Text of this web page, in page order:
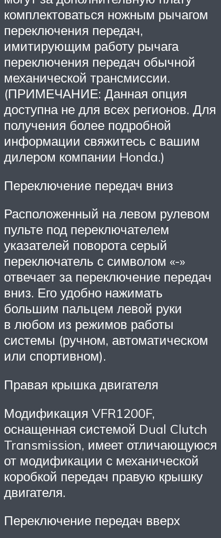
комплектоваться ножным рычагом
переключения передач,
имитирующим работу рычага
переключения передач обычной
механической трансмиссии.
(ПРИМЕЧАНИЕ: Данная опция
доступна не для всех регионов. Для
получения более подробной
информации свяжитесь с вашим
дилером компании Honda.)
Переключение передач вниз
Расположенный на левом рулевом
пульте под переключателем
указателей поворота серый
переключатель с символом «-»
отвечает за переключение передач
вниз. Его удобно нажимать
большим пальцем левой руки
в любом из режимов работы
системы (ручном, автоматическом
или спортивном).
Правая крышка двигателя
Модификация VFR1200F,
оснащенная системой Dual Clutch
Transmission, имеет отличающуюся
от модификации с механической
коробкой передач правую крышку
двигателя.
Переключение передач вверх